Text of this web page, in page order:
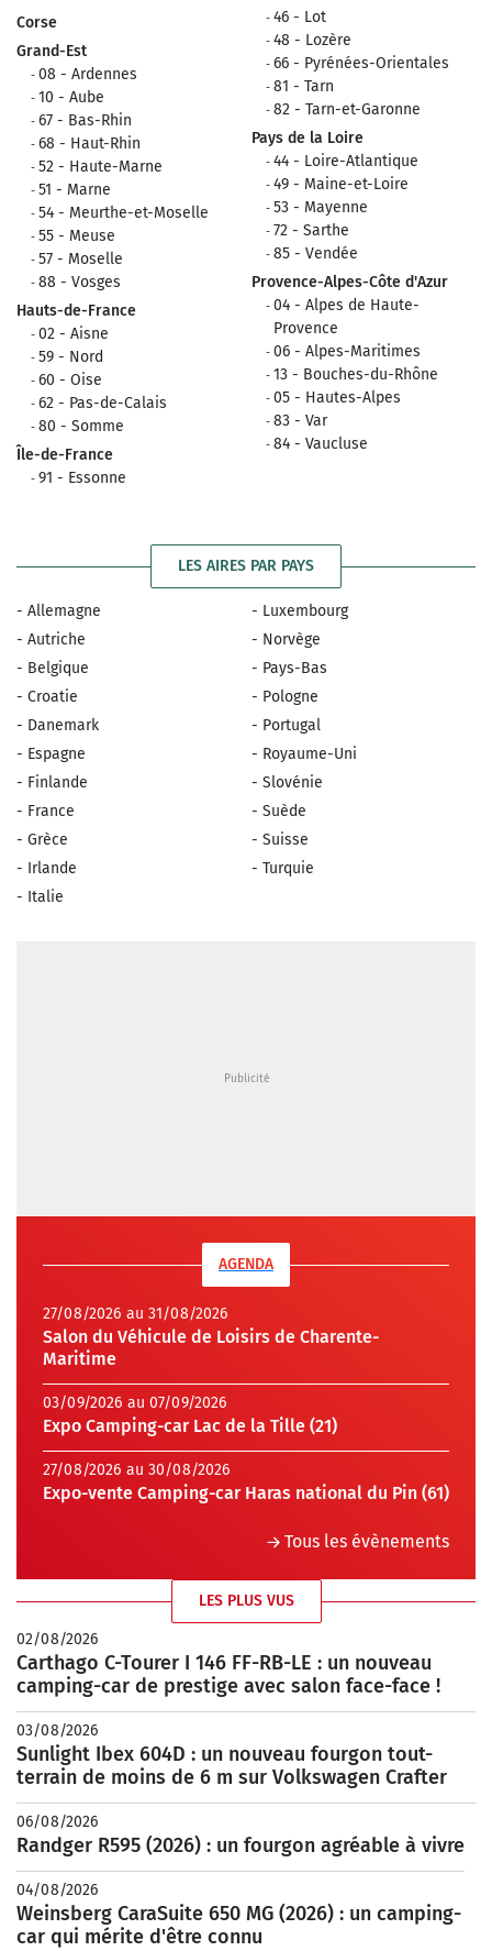
Corse
Grand-Est
08 - Ardennes
10 - Aube
67 - Bas-Rhin
68 - Haut-Rhin
52 - Haute-Marne
51 - Marne
54 - Meurthe-et-Moselle
55 - Meuse
57 - Moselle
88 - Vosges
Hauts-de-France
02 - Aisne
59 - Nord
60 - Oise
62 - Pas-de-Calais
80 - Somme
Île-de-France
91 - Essonne
46 - Lot
48 - Lozère
66 - Pyrénées-Orientales
81 - Tarn
82 - Tarn-et-Garonne
Pays de la Loire
44 - Loire-Atlantique
49 - Maine-et-Loire
53 - Mayenne
72 - Sarthe
85 - Vendée
Provence-Alpes-Côte d'Azur
04 - Alpes de Haute-
Provence
06 - Alpes-Maritimes
13 - Bouches-du-Rhône
05 - Hautes-Alpes
83 - Var
84 - Vaucluse
LES AIRES PAR PAYS
- Allemagne
- Autriche
- Belgique
- Croatie
- Danemark
- Espagne
- Finlande
- France
- Grèce
- Irlande
- Italie
- Luxembourg
- Norvège
- Pays-Bas
- Pologne
- Portugal
- Royaume-Uni
- Slovénie
- Suède
- Suisse
- Turquie
AGENDA
27/08/2026 au 31/08/2026
Salon du Véhicule de Loisirs de Charente-
Maritime
03/09/2026 au 07/09/2026
Expo Camping-car Lac de la Tille (21)
27/08/2026 au 30/08/2026
Expo-vente Camping-car Haras national du Pin (61)
Tous les évènements
LES PLUS VUS
02/08/2026
Carthago C-Tourer I 146 FF-RB-LE : un nouveau
camping-car de prestige avec salon face-face !
03/08/2026
Sunlight Ibex 604D : un nouveau fourgon tout-
terrain de moins de 6 m sur Volkswagen Crafter
06/08/2026
Randger R595 (2026) : un fourgon agréable à vivre
04/08/2026
Weinsberg CaraSuite 650 MG (2026) : un camping-
car qui mérite d'être connu